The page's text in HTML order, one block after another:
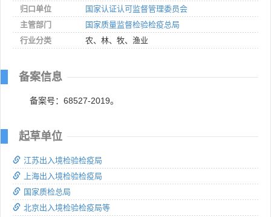
归口单位
国家认证认可监督管理委员会
主管部门
国家质量监督检验检疫总局
行业分类
农、林、牧、渔业
备案信息
备案号：68527-2019。
起草单位
江苏出入境检验检疫局
上海出入境检验检疫局
国家质检总局
北京出入境检验检疫局等